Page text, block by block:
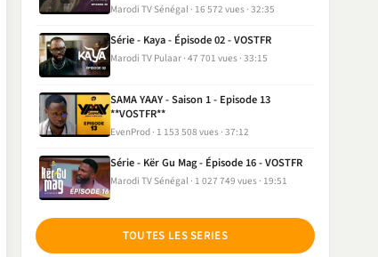
Marodi TV Sénégal 16 572 vues 32:35
Série - Kaya - Épisode 02 - VOSTFR
Marodi TV Pulaar 47 701 vues 33:15
SAMA YAAY - Saison 1 - Episode 13
**VOSTFR**
EvenProd 1 153 508 vues 37:12
Série - Kër Gu Mag - Épisode 16 - VOSTFR
Marodi TV Sénégal 1 027 749 vues 19:51
TOUTES LES SERIES